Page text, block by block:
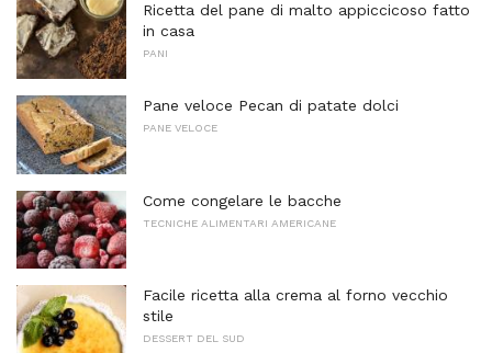
Ricetta del pane di malto appiccicoso fatto
in casa
PANI
Pane veloce Pecan di patate dolci
PANE VELOCE
Come congelare le bacche
TECNICHE ALIMENTARI AMERICANE
Facile ricetta alla crema al forno vecchio
stile
DESSERT DEL SUD